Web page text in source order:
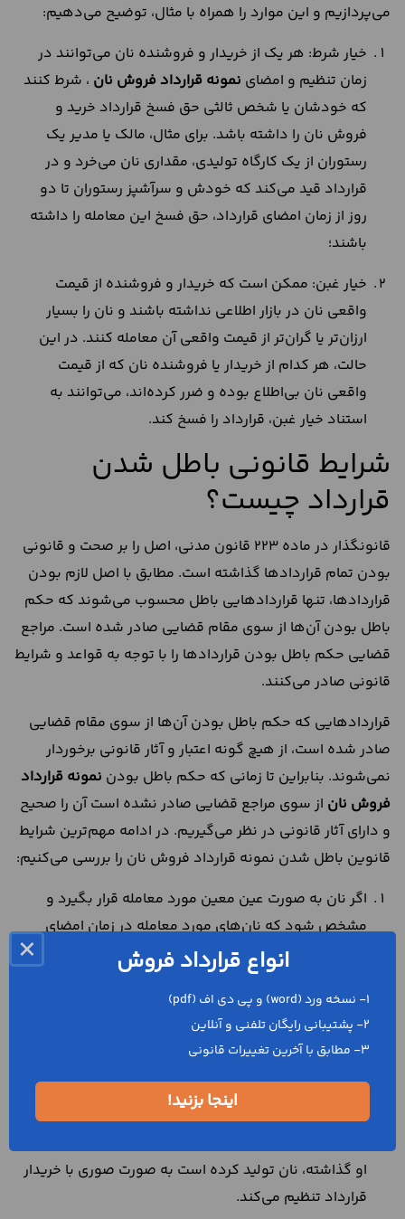
می‌پردازیم و این موارد را همراه با مثال، توضیح می‌دهیم:
خیار شرط: هر یک از خریدار و فروشنده نان می‌توانند در
زمان تنظیم و امضای نمونه قرارداد فروش نان ، شرط کنند
که خودشان یا شخص ثالثی حق فسخ قرارداد خرید و
فروش نان را داشته باشد. برای مثال، مالک یا مدیر یک
رستوران از یک کارگاه تولیدی، مقداری نان می‌خرد و در
قرارداد قید می‌کند که خودش و سرآشپز رستوران تا دو
روز از زمان امضای قرارداد، حق فسخ این معامله را داشته
باشند؛
خیار غبن: ممکن است که خریدار و فروشنده از قیمت
واقعی نان در بازار اطلاعی نداشته باشند و نان را بسیار
ارزان‌تر یا گران‌تر از قیمت واقعی آن معامله کنند. در این
حالت، هر کدام از خریدار یا فروشنده نان که از قیمت
واقعی نان بی‌اطلاع بوده و ضرر کرده‌اند، می‌توانند به
استناد خیار غبن، قرارداد را فسخ کند.
شرایط قانونی باطل شدن
قرارداد چیست؟
قانونگذار در ماده 223 قانون مدنی، اصل را بر صحت و قانونی
بودن تمام قراردادها گذاشته است. مطابق با اصل لازم بودن
قراردادها، تنها قراردادهایی باطل محسوب می‌شوند که حکم
باطل بودن آن‌ها از سوی مقام قضایی صادر شده است. مراجع
قضایی حکم باطل بودن قراردادها را با توجه به قواعد و شرایط
قانونی صادر می‌کنند.
قراردادهایی که حکم باطل بودن آن‌ها از سوی مقام قضایی
صادر شده است، از هیچ گونه اعتبار و آثار قانونی برخوردار
نمی‌شوند. بنابراین تا زمانی که حکم باطل بودن نمونه قرارداد
فروش نان از سوی مراجع قضایی صادر نشده است آن را صحیح
و دارای آثار قانونی در نظر می‌گیریم. در ادامه مهم‌ترین شرایط
قانوین باطل شدن نمونه قرارداد فروش نان را بررسی می‌کنیم:
اگر نان به صورت عین معین مورد معامله قرار بگیرد و
مشخص شود که نان‌های مورد معامله در زمان امضای
قرارداد تولید نشده یا از بین رفته است.
چنانچه نان‌ها به صورت کلی مورد معامله قرار بگیرند و
جنس، وصف و مقدار آن‌ها در قرارداد خرید و فروش
مشخص نشود.
زمانی که خریدار و فروشنده، قصد انجام معامله را نداشته
و قرارداد را به صورت صوری امضا کرده باشند. برای مثال،
او گذاشته، نان تولید کرده است به صورت صوری با خریدار
قرارداد تنظیم می‌کند.
× انواع قرارداد فروش
1- نسخه ورد (word) و پی دی اف (pdf)
2- پشتیبانی رایگان تلفنی و آنلاین
3- مطابق با آخرین تغییرات قانونی
اینجا بزنید!